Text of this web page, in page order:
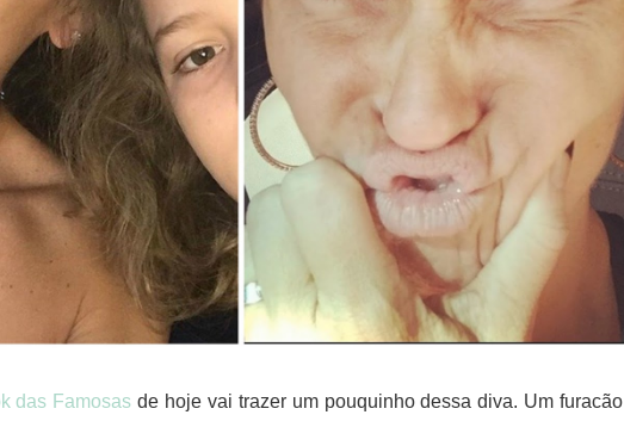
das Famosasde hoje vai trazer um pouquinho dessa diva. Um furacão